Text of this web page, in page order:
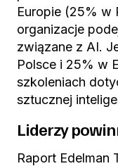
Europie (25% w
organizacje
związane z AI.
Polsce i 25% w
szkoleniach
sztucznej
Liderzy
Raport Edelman